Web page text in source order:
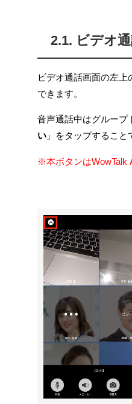
2.1. ビデオ
ビデオ通話画面の左上
できます。
音声通話中はグループ
い 」をタップすること
※本ボタンはWowTalk